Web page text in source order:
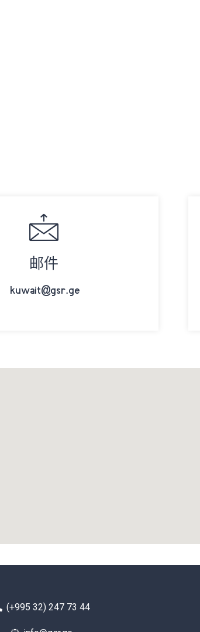
邮件
kuwait@gsr.ge
(+995 32) 247 73 44